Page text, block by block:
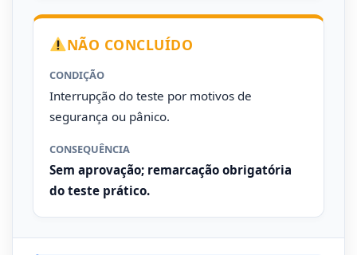
NÃO CONCLUÍDO
CONDIÇÃO
Interrupção do teste por motivos de
segurança ou pânico.
CONSEQUÊNCIA
Sem aprovação; remarcação obrigatória
do teste prático.